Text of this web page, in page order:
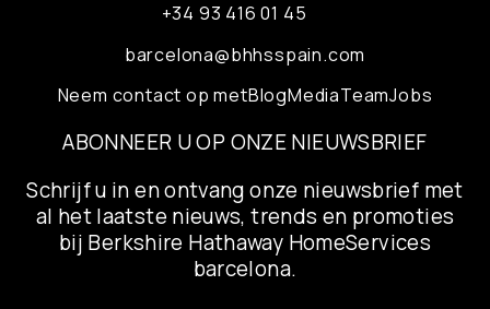
+34 93 416 01 45
barcelona@bhhsspain.com
Neem contact op metBlogMediaTeamJobs
ABONNEER U OP ONZE NIEUWSBRIEF
Schrijf u in en ontvang onze nieuwsbrief met
al het laatste nieuws, trends en promoties
bij Berkshire Hathaway HomeServices
barcelona.